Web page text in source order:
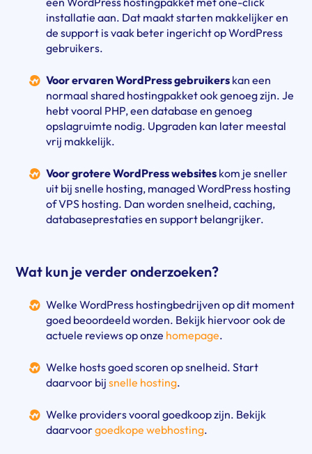
installatie aan. Dat maakt starten makkelijker en
de support is vaak beter ingericht op WordPress
gebruikers.
Voor ervaren WordPress gebruikers kan een
normaal shared hostingpakket ook genoeg zijn. Je
hebt vooral PHP, een database en genoeg
opslagruimte nodig. Upgraden kan later meestal
vrij makkelijk.
Voor grotere WordPress websites kom je sneller
uit bij snelle hosting, managed WordPress hosting
of VPS hosting. Dan worden snelheid, caching,
databaseprestaties en support belangrijker.
Wat kun je verder onderzoeken?
Welke WordPress hostingbedrijven op dit moment
goed beoordeeld worden. Bekijk hiervoor ook de
actuele reviews op onze homepage.
Welke hosts goed scoren op snelheid. Start
daarvoor bijsnelle hosting.
Welke providers vooral goedkoop zijn. Bekijk
daarvoorgoedkope webhosting.